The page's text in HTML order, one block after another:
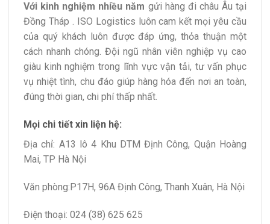
Với kinh nghiệm nhiều năm gửi hàng đi châu Âu tại
Đồng Tháp . ISO Logistics luôn cam kết mọi yêu cầu
của quý khách luôn được đáp ứng, thỏa thuận một
cách nhanh chóng. Đội ngũ nhân viên nghiệp vụ cao
giàu kinh nghiệm trong lĩnh vực vận tải, tư vấn phục
vụ nhiệt tình, chu đáo giúp hàng hóa đến nơi an toàn,
đúng thời gian, chi phí thấp nhất.
Mọi chi tiết xin liện hệ:
Địa chỉ: A13 lô 4 Khu DTM Định Công, Quận Hoàng
Mai, TP Hà Nội
Văn phòng:P17H, 96A Định Công, Thanh Xuân, Hà Nội
Điện thoại: 024 (38) 625 625